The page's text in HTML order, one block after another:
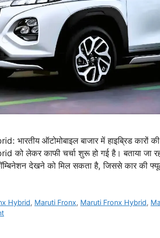
भारतीय ऑटोमोबाइल बाजार में हाइब्रिड कारों
को लेकर काफी चर्चा शुरू हो गई है। बताया जा
देखने को मिल सकता है, जिससे कार की
Hybrid, Maruti Fronx, Maruti Fronx Hybrid,